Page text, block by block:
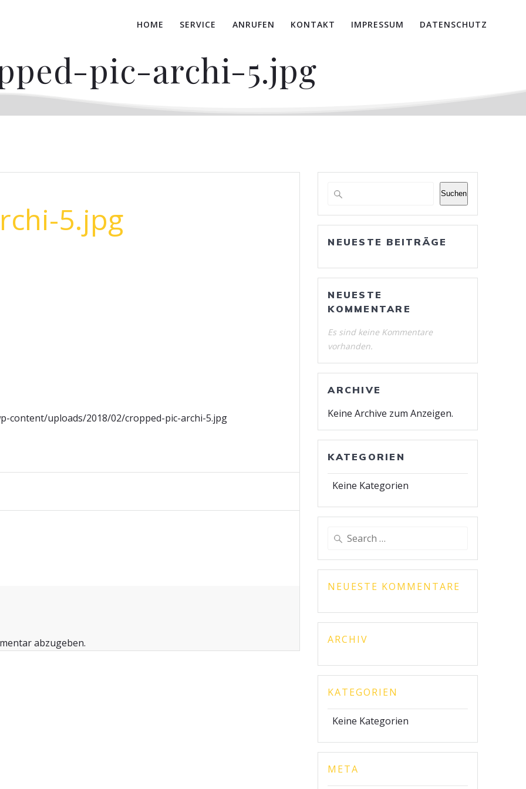
HOME SERVICE ANRUFEN KONTAKT IMPRESSUM DATENSCHUTZ
pic-archi-5.jpg
5.jpg
content/uploads/2018/02/cropped-pic-archi-5.jpg
abzugeben.
Suchen
NEUESTE BEITRÄGE
NEUESTE
KOMMENTARE
Es sind keine Kommentare
vorhanden.
ARCHIVE
Keine Archive zum Anzeigen.
KATEGORIEN
Keine Kategorien
Search
NEUESTE KOMMENTARE
ARCHIV
KATEGORIEN
Keine Kategorien
META